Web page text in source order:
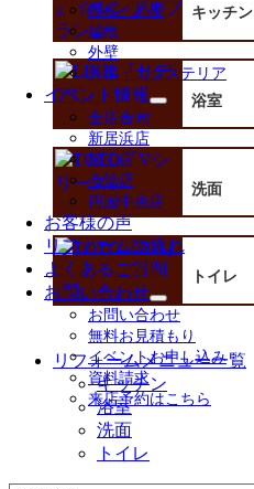
屋根・外壁
屋根
外壁
外構・エクステリア
イベント情報
サ
ブ
メ
ニ
ー
展
開
全店合同
新居浜店
松山店
今治店
四国中央店
お客様の声
リフォームの流れ
よくあるご質問
お問い合わせ
サ
ブ
メ
ニ
ュ
ー
お問い合わせ
無料お見積もり
イベントお申し込み
資料請求
来店予約はこちら
キッチン
浴室
洗面
トイレ
リフォームメニュー一覧
キッチン
浴室
洗面
トイレ